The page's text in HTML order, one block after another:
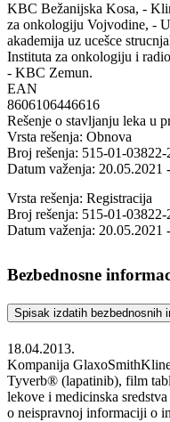
KBC Bežanijska Kosa, -
za onkologiju Vojvodine, -
akademija uz ucešce
Instituta za onkologiju i
- KBC Zemun.
EAN
8606106446616
Rešenje o stavljanju leka u
Vrsta rešenja: Obnova
Broj rešenja: 515-01-03822-
Datum važenja: 20.05.2021
Vrsta rešenja: Registracija
Broj rešenja: 515-01-03822-
Datum važenja: 20.05.2021
Bezbednosne
Spisak izdatih bezbednosnih
18.04.2013.
Kompanija
Tyverb® (lapatinib), film
lekove i medicinska
o neispravnoj informaciji o